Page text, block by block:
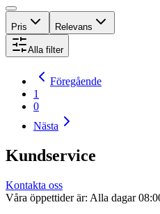
Pris Relevans
Alla filter
Föregående
1
0
Nästa
Kundservice
Kontakta oss
Våra öppettider är: Alla dagar